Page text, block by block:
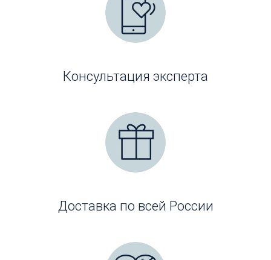
Консультация эксперта
Доставка по всей России